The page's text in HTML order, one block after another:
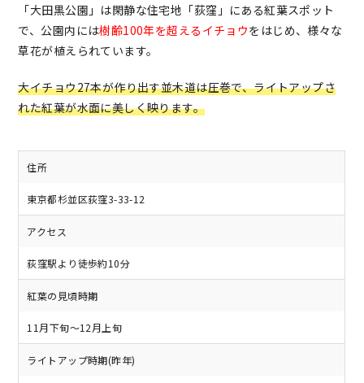
「大田黒公園」は閑静な住宅地「荻窪」にある紅葉スポット
で、公園内には樹齢100年を超えるイチョウをはじめ、様々な
草花が植えられています。
大イチョウ27本が作り出す並木道は圧巻で、ライトアップさ
れた紅葉が水面に美しく映ります。
住所
東京都杉並区荻窪3-33-12
アクセス
荻窪駅より徒歩約10分
紅葉の見頃時期
11月下旬～12月上旬
ライトアップ時期(昨年)